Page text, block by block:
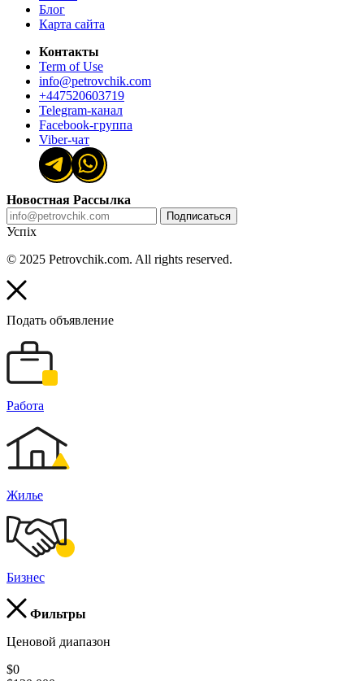
Блог
Карта сайта
Контакты
Term of Use
info@petrovchik.com
+447520603719
Telegram-канал
Facebook-группа
Viber-чат
Новостная Рассылка
Подписаться
Успіх
© 2025 Petrovchik.com. All rights reserved.
Подать объявление
Работа
Жилье
Бизнес
Фильтры
Ценовой диапазон
$0